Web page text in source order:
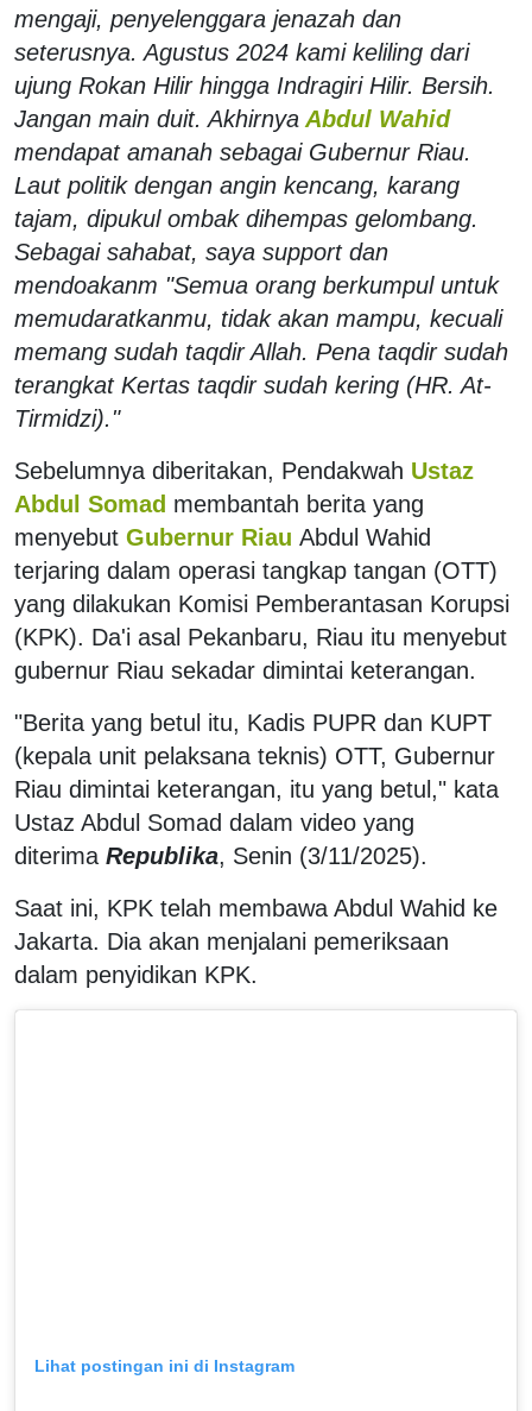
mengaji, penyelenggara jenazah dan
seterusnya. Agustus 2024 kami keliling dari
ujung Rokan Hilir hingga Indragiri Hilir. Bersih.
Jangan main duit. Akhirnya Abdul Wahid
mendapat amanah sebagai Gubernur Riau.
Laut politik dengan angin kencang, karang
tajam, dipukul ombak dihempas gelombang.
Sebagai sahabat, saya support dan
mendoakanm "Semua orang berkumpul untuk
memudaratkanmu, tidak akan mampu, kecuali
memang sudah taqdir Allah. Pena taqdir sudah
terangkat Kertas taqdir sudah kering (HR. At-
Tirmidzi)."
Sebelumnya diberitakan, Pendakwah Ustaz
Abdul Somad membantah berita yang
menyebut Gubernur Riau Abdul Wahid
terjaring dalam operasi tangkap tangan (OTT)
yang dilakukan Komisi Pemberantasan Korupsi
(KPK). Da'i asal Pekanbaru, Riau itu menyebut
gubernur Riau sekadar dimintai keterangan.
"Berita yang betul itu, Kadis PUPR dan KUPT
(kepala unit pelaksana teknis) OTT, Gubernur
Riau dimintai keterangan, itu yang betul," kata
Ustaz Abdul Somad dalam video yang
diterima Republika, Senin (3/11/2025).
Saat ini, KPK telah membawa Abdul Wahid ke
Jakarta. Dia akan menjalani pemeriksaan
dalam penyidikan KPK.
Lihat postingan ini di Instagram